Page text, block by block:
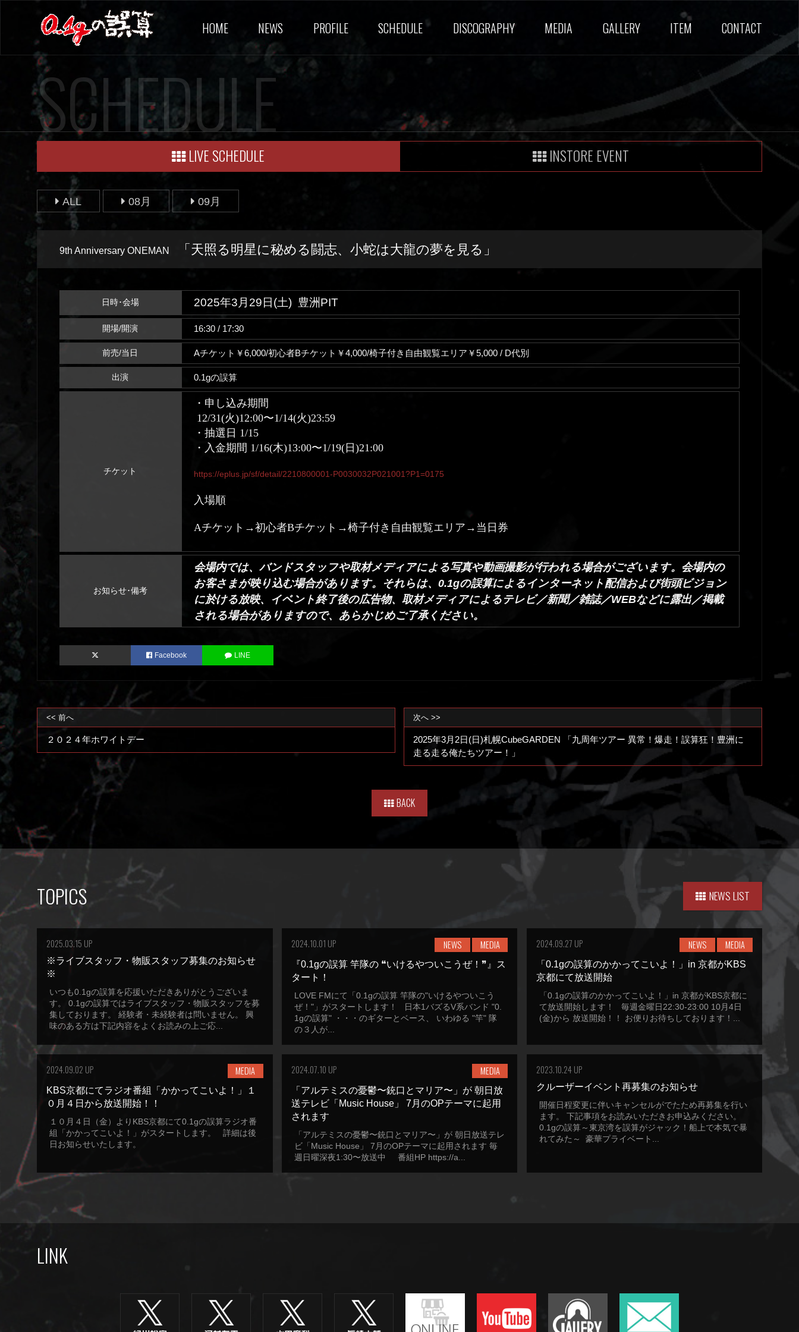
HOME NEWS PROFILE SCHEDULE DISCOGRAPHY MEDIA GALLERY ITEM CONTACT
SCHEDULE
LIVE SCHEDULE INSTORE EVENT
ALL 08月 09月
9th Anniversary ONEMAN 「天照る明星に秘める闘志、小蛇は大龍の夢を見る」
日時･会場 2025年3月29日(土) 豊洲PIT
開場/開演 16:30 / 17:30
前売/当日 Aチケット￥6,000/初心者Bチケット￥4,000/椅子付き自由観覧エリア￥5,000 / D代別
出演 0.1gの誤算
チケット
・申し込み期間
12/31(火)12:00〜1/14(火)23:59
・抽選日 1/15
・入金期間 1/16(木)13:00〜1/19(日)21:00
https://eplus.jp/sf/detail/2210800001-P0030032P021001?P1=0175
入場順
Aチケット→初心者Bチケット→椅子付き自由観覧エリア→当日券
お知らせ･備考
会場内では、バンドスタッフや取材メディアによる写真や動画撮影が行われる場合がございます。会場内の
お客さまが映り込む場合があります。それらは、0.1gの誤算によるインターネット配信および街頭ビジョン
に於ける放映、イベント終了後の広告物、取材メディアによるテレビ／新聞／雑誌／WEBなどに露出／掲載
される場合がありますので、あらかじめご了承ください。
Facebook LINE
<< 前へ
２０２４年ホワイトデー
次へ >>
2025年3月2日(日)札幌CubeGARDEN 「九周年ツアー 異常！爆走！誤算狂！豊洲に
走る走る俺たちツアー！」
BACK
TOPICS NEWS LIST
2025.03.15 UP
※ライブスタッフ・物販スタッフ募集のお知らせ
※
いつも0.1gの誤算を応援いただきありがとうございま
す。 0.1gの誤算ではライブスタッフ・物販スタッフを募
集しております。 経験者・未経験者は問いません。 興
味のある方は下記内容をよくお読みの上ご応...
2024.10.01 UP NEWS MEDIA
『0.1gの誤算 竿隊の ❝いけるやついこうぜ！❞』ス
タート！
LOVE FMにて「0.1gの誤算 竿隊の"いけるやついこう
ぜ！"」がスタートします！ 日本1バズるV系バンド "0.
1gの誤算" ・・・のギターとベース、 いわゆる "竿" 隊
の３人が...
2024.09.27 UP NEWS MEDIA
「0.1gの誤算のかかってこいよ！」in 京都がKBS
京都にて放送開始
「0.1gの誤算のかかってこいよ！」in 京都がKBS京都に
て放送開始します！ 毎週金曜日22:30-23:00 10月4日
(金)から 放送開始！！ お便りお待ちしております！...
2024.09.02 UP MEDIA
KBS京都にてラジオ番組「かかってこいよ！」１
０月４日から放送開始！！
１０月４日（金）よりKBS京都にて0.1gの誤算ラジオ番
組「かかってこいよ！」がスタートします。 詳細は後
日お知らせいたします。
2024.07.10 UP MEDIA
「アルテミスの憂鬱〜銃口とマリア〜」が 朝日放
送テレビ「Music House」 7月のOPテーマに起用
されます
「アルテミスの憂鬱〜銃口とマリア〜」が 朝日放送テレ
ビ「Music House」 7月のOPテーマに起用されます 毎
週日曜深夜1:30〜放送中 番組HP https://a...
2023.10.24 UP
クルーザーイベント再募集のお知らせ
開催日程変更に伴いキャンセルがでたため再募集を行い
ます。 下記事項をお読みいただきお申込みください。
0.1gの誤算～東京湾を誤算がジャック！船上で本気で暴
れてみた～ 豪華プライベート...
LINK